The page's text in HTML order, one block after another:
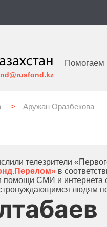
Помогаем
> Аружан Оразбекова
телезрители
в
СМИ и интернета
людям